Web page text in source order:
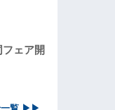
ェア開